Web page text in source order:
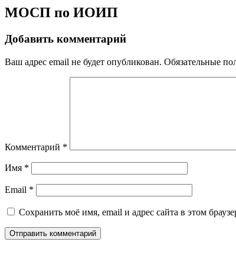
МОСП по ИОИП
Добавить комментарий
Ваш адрес email не будет опубликован. Обязательные
Комментарий *
Имя *
Email *
Сохранить моё имя, email и адрес сайта в этом